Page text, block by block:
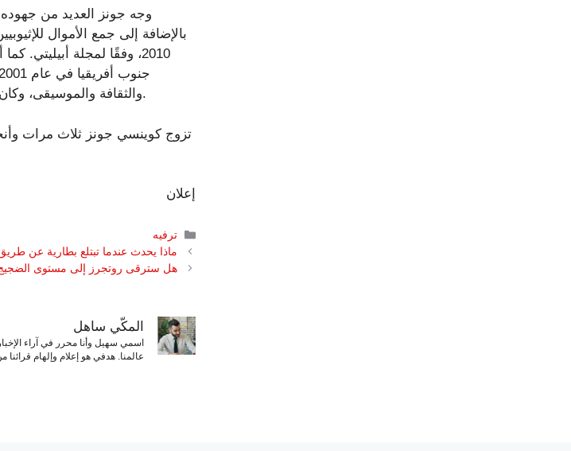
وجه جونز العديد من جهوده
بالإضافة إلى جمع الأموال
2010، وفقًا لمجلة
والثقافة والموسيقى، وكان الهدف منها تحفيز تبادل الثقافات. بين الشباب في لوس أنجلوس وجنوب أفريقيا.
تزوج كوينسي جونز ثلاث مرات
إعلان
التصنيفات
ترفيه
ماذا يحدث عندما تبتلع بطارية عن
هل سترقى روتجرز إلى مستوى
المكّي ساهل
اسمي سهيل وأنا محرر في آراء
عالمنا. هدفي هو إعلام وإلهام قرائنا